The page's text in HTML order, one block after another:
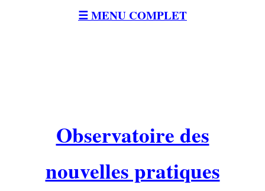
☰ MENU COMPLET
Observatoire des
nouvelles pratiques